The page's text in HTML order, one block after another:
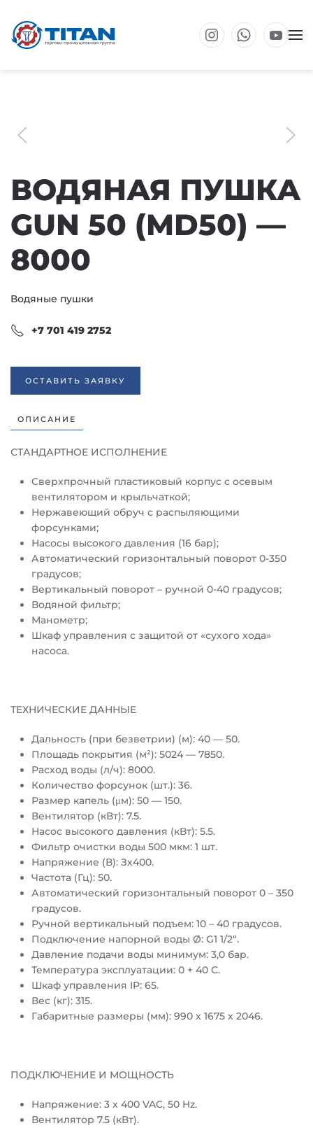
Перейти к основному содержанию
ВОДЯНАЯ ПУШКА
GUN 50 (MD50) —
8000
Водяные пушки
+7 701 419 2752
ОСТАВИТЬ ЗАЯВКУ
ОПИСАНИЕ
СТАНДАРТНОЕ ИСПОЛНЕНИЕ
Сверхпрочный пластиковый корпус с осевым
вентилятором и крыльчаткой;
Нержавеющий обруч с распыляющими
форсунками;
Насосы высокого давления (16 бар);
Автоматический горизонтальный поворот 0-350
градусов;
Вертикальный поворот – ручной 0-40 градусов;
Водяной фильтр;
Манометр;
Шкаф управления с защитой от «сухого хода»
насоса.
ТЕХНИЧЕСКИЕ ДАННЫЕ
Дальность (при безветрии) (м): 40 — 50.
Площадь покрытия (м²): 5024 — 7850.
Расход воды (л/ч): 8000.
Количество форсунок (шт.): 36.
Размер капель (μм): 50 — 150.
Вентилятор (кВт): 7.5.
Насос высокого давления (кВт): 5.5.
Фильтр очистки воды 500 мкм: 1 шт.
Напряжение (В): Зх400.
Частота (Гц): 50.
Автоматический горизонтальный поворот 0 – 350
градусов.
Ручной вертикальный подъем: 10 – 40 градусов.
Подключение напорной воды Ø: G1 1/2“.
Давление подачи воды минимум: 3,0 бар.
Температура эксплуатации: 0 + 40 С.
Шкаф управления IP: 65.
Вес (кг): 315.
Габаритные размеры (мм): 990 х 1675 х 2046.
ПОДКЛЮЧЕНИЕ И МОЩНОСТЬ
Напряжение: 3 x 400 VAC, 50 Hz.
Вентилятор 7.5 (кВт).